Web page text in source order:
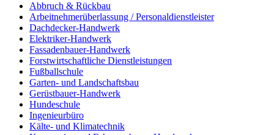
Abbruch & Rückbau
Arbeitnehmerüberlassung / Personaldienstleister
Dachdecker-Handwerk
Elektriker-Handwerk
Fassadenbauer-Handwerk
Forstwirtschaftliche Dienstleistungen
Fußballschule
Garten- und Landschaftsbau
Gerüstbauer-Handwerk
Hundeschule
Ingenieurbüro
Kälte- und Klimatechnik